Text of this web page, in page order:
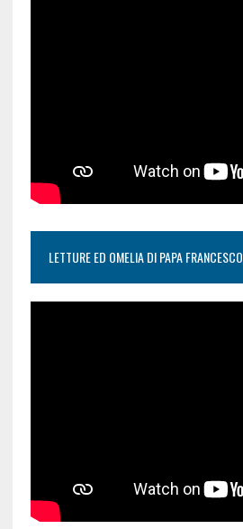
LETTURE ED OMELIA DI PAPA FRANCESCO